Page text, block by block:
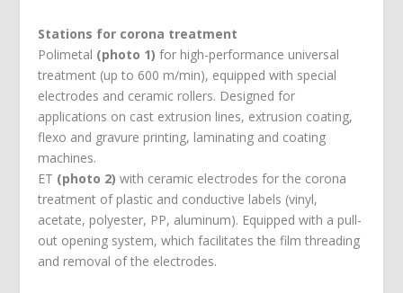
Stations for corona treatment
Polimetal (photo 1) for high-performance universal
treatment (up to 600 m/min), equipped with special
electrodes and ceramic rollers. Designed for
applications on cast extrusion lines, extrusion coating,
flexo and gravure printing, laminating and coating
machines.
ET (photo 2) with ceramic electrodes for the corona
treatment of plastic and conductive labels (vinyl,
acetate, polyester, PP, aluminum). Equipped with a pull-
out opening system, which facilitates the film threading
and removal of the electrodes.